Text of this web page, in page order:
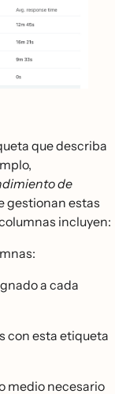
que describa
de
gestionan estas
incluyen:
a cada
con esta etiqueta
medio necesario